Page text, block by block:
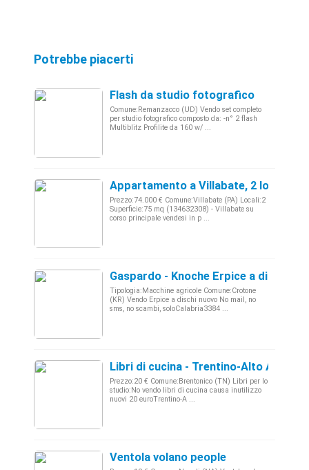
Potrebbe piacerti
Flash da studio fotografico
Comune:Remanzacco (UD) Vendo set completo
per studio fotografico composto da: -n° 2 flash
Multiblitz Profilite da 160 w/ ...
Appartamento a Villabate, 2 locali
Prezzo:74.000 € Comune:Villabate (PA) Locali:2
Superficie:75 mq (134632308) - Villabate su
corso principale vendesi in p ...
Gaspardo - Knoche Erpice a dischi
Tipologia:Macchine agricole Comune:Crotone
(KR) Vendo Erpice a dischi nuovo No mail, no
sms, no scambi, soloCalabria3384 ...
Libri di cucina - Trentino-Alto Adige
Prezzo:20 € Comune:Brentonico (TN) Libri per lo
studio:No vendo libri di cucina causa inutilizzo
nuovi 20 euroTrentino-A ...
Ventola volano people